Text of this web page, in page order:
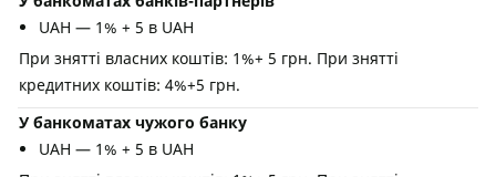
UAH — 1% + 5 в UAH
При знятті власних коштів: 1%+ 5 грн. При знятті
кредитних коштів: 4%+5 грн.
У банкоматах чужого банку
UAH — 1% + 5 в UAH